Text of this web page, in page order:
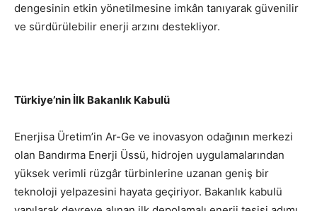
dengesinin etkin yönetilmesine imkân tanıyarak güvenilir
ve sürdürülebilir enerji arzını destekliyor.
Türkiye’nin İlk Bakanlık Kabulü
Enerjisa Üretim’in Ar-Ge ve inovasyon odağının merkezi
olan Bandırma Enerji Üssü, hidrojen uygulamalarından
yüksek verimli rüzgâr türbinlerine uzanan geniş bir
teknoloji yelpazesini hayata geçiriyor. Bakanlık kabulü